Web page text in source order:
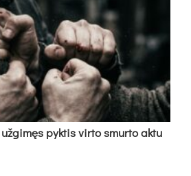
pyk­tis vir­to smur­to ak­tu